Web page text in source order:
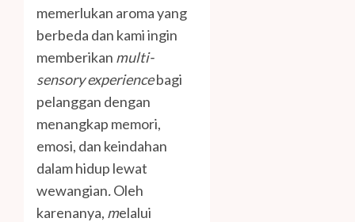
memerlukan aroma yang
berbeda dan kami ingin
memberikan multi-
sensory experiencebagi
pelanggan dengan
menangkap memori,
emosi, dan keindahan
dalam hidup lewat
wewangian.Oleh
karenanya, melalui